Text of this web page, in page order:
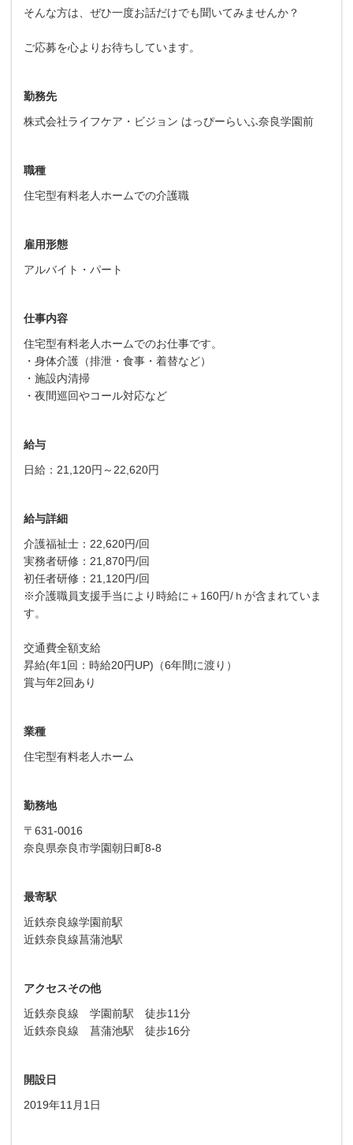
そんな方は、ぜひ一度お話だけでも聞いてみませんか？
ご応募を心よりお待ちしています。
勤務先
株式会社ライフケア・ビジョン はっぴーらいふ奈良学園前
職種
住宅型有料老人ホームでの介護職
雇用形態
アルバイト・パート
仕事内容
住宅型有料老人ホームでのお仕事です。
・身体介護（排泄・食事・着替など）
・施設内清掃
・夜間巡回やコール対応など
給与
日給：21,120円～22,620円
給与詳細
介護福祉士：22,620円/回
実務者研修：21,870円/回
初任者研修：21,120円/回
※介護職員支援手当により時給に＋160円/ｈが含まれていま
す。
交通費全額支給
昇給(年1回：時給20円UP)（6年間に渡り）
賞与年2回あり
業種
住宅型有料老人ホーム
勤務地
〒631-0016
奈良県奈良市学園朝日町8-8
最寄駅
近鉄奈良線学園前駅
近鉄奈良線菖蒲池駅
アクセスその他
近鉄奈良線 学園前駅 徒歩11分
近鉄奈良線 菖蒲池駅 徒歩16分
開設日
2019年11月1日